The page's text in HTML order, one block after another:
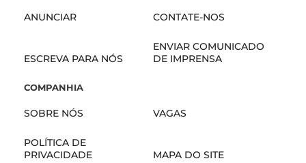
ANUNCIAR CONTATE-NOS
ESCREVA PARA NÓS
ENVIAR COMUNICADO
DE IMPRENSA
COMPANHIA
SOBRE NÓS VAGAS
POLÍTICA DE
PRIVACIDADE
MAPA DO SITE